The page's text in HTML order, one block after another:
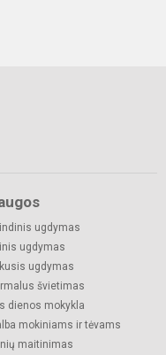
ugdymas
ugdymas
ugdymas
švietimas
dienos mokykla
mokiniams ir tėvams
maitinimas